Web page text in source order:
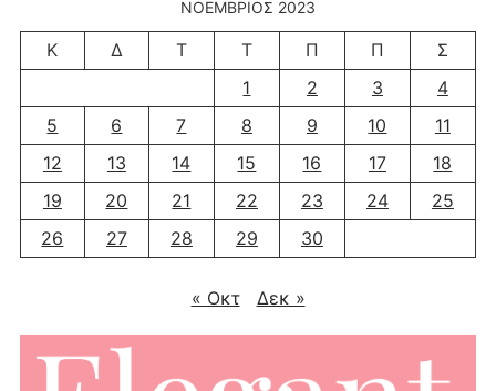
ΝΟΈΜΒΡΙΟΣ 2023
Κ Δ Τ Τ Π Π
Σ
1
2 3
4
5
6 7 8 9 10
11
12
13 14 15 16 17
18
19
20 21 22 23 24
25
26
27 28 29 30
« Οκτ Δεκ »